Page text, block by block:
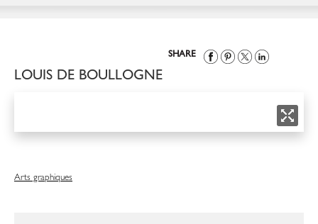
SHARE
LOUIS DE BOULLOGNE
Arts graphiques